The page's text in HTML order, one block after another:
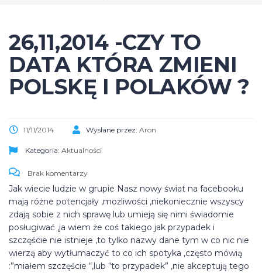
26,11,2014 -CZY TO
DATA KTÓRA ZMIENI
POLSKĘ I POLAKÓW ?
11/11/2014 Wysłane przez: Aron
Kategoria: Aktualności
Brak komentarzy
Jak wiecie ludzie w grupie Nasz nowy świat na facebooku
mają różne potencjały ,możliwości ,niekoniecznie wszyscy
zdają sobie z nich sprawę lub umieją się nimi świadomie
posługiwać ,ja wiem że coś takiego jak przypadek i
szczęście nie istnieje ,to tylko nazwy dane tym w co nic nie
wierzą aby wytłumaczyć to co ich spotyka ,często mówią
:”miałem szczęście “,lub “to przypadek” ,nie akceptują tego